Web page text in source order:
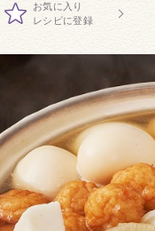
お気に入り
レシピに登録